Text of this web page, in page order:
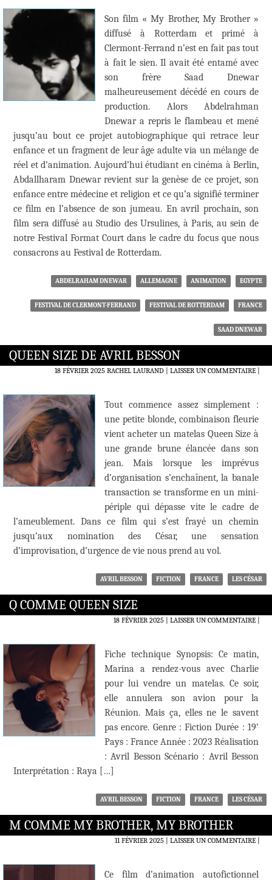
Son film « My Brother, My Brother »
diffusé à Rotterdam et primé à
Clermont-Ferrand n’est en fait pas tout
à fait le sien. Il avait été entamé avec
son frère Saad Dnewar
malheureusement décédé en cours de
production. Alors Abdelrahman
Dnewar a repris le flambeau et mené
jusqu’au bout ce projet autobiographique qui retrace leur
enfance et un fragment de leur âge adulte via un mélange de
réel et d’animation. Aujourd’hui étudiant en cinéma à Berlin,
Abdallharam Dnewar revient sur la genèse de ce projet, son
enfance entre médecine et religion et ce qu’a signifié terminer
ce film en l’absence de son jumeau. En avril prochain, son
film sera diffusé au Studio des Ursulines, à Paris, au sein de
notre Festival Format Court dans le cadre du focus que nous
consacrons au Festival de Rotterdam.
ABDELRAHAM DNEWAR ALLEMAGNE ANIMATION EGYPTE
FESTIVAL DE CLERMONT-FERRAND FESTIVAL DE ROTTERDAM FRANCE
SAAD DNEWAR
QUEEN SIZE DE AVRIL BESSON
18 FÉVRIER 2025 RACHEL LAURAND LAISSER UN COMMENTAIRE|
Tout commence assez simplement :
une petite blonde, combinaison fleurie
vient acheter un matelas Queen Size à
une grande brune élancée dans son
jean. Mais lorsque les imprévus
d’organisation s’enchaînent, la banale
transaction se transforme en un mini-
périple qui dépasse vite le cadre de
l’ameublement. Dans ce film qui s’est frayé un chemin
jusqu’aux nomination des César, une sensation
d’improvisation, d’urgence de vie nous prend au vol.
AVRIL BESSON FICTION FRANCE LES CÉSAR
Q COMME QUEEN SIZE
18 FÉVRIER 2025 LAISSER UN COMMENTAIRE|
Fiche technique Synopsis: Ce matin,
Marina a rendez-vous avec Charlie
pour lui vendre un matelas. Ce soir,
elle annulera son avion pour la
Réunion. Mais ça, elles ne le savent
pas encore. Genre : Fiction Durée : 19’
Pays : France Année : 2023 Réalisation
: Avril Besson Scénario : Avril Besson
Interprétation : Raya […]
AVRIL BESSON FICTION FRANCE LES CÉSAR
M COMME MY BROTHER, MY BROTHER
11 FÉVRIER 2025 LAISSER UN COMMENTAIRE|
Ce film d’animation autofictionnel